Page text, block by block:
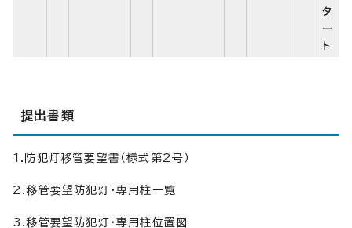
タ
ー
ト
提出書類
1.防犯灯移管要望書（様式第2号）
2.移管要望防犯灯・専用柱一覧
3.移管要望防犯灯・専用柱位置図